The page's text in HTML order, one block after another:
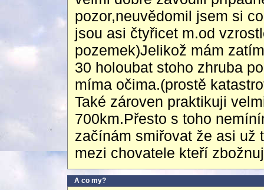
pozor,neuvědomil jsem si
jsou asi čtyřicet m.od
pozemek)Jelikož mám
30 holoubat stoho zhruba
míma očima.(prostě
Také zároven praktikuji
700km.Přesto s toho
začínám smiřovat že asi už
mezi chovatele kteří
A co my?